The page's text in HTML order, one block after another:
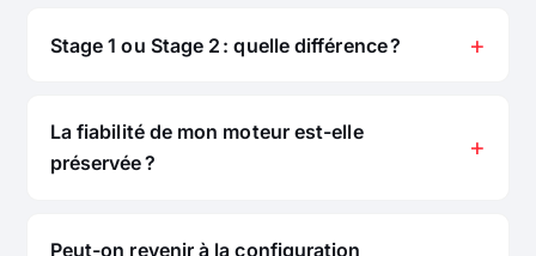
Stage 1 ou Stage 2 : quelle différence ?
La fiabilité de mon moteur est-elle
préservée ?
Peut-on revenir à la configuration